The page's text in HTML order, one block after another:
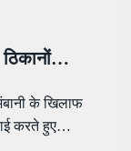
के खिलाफ
करते हुए…